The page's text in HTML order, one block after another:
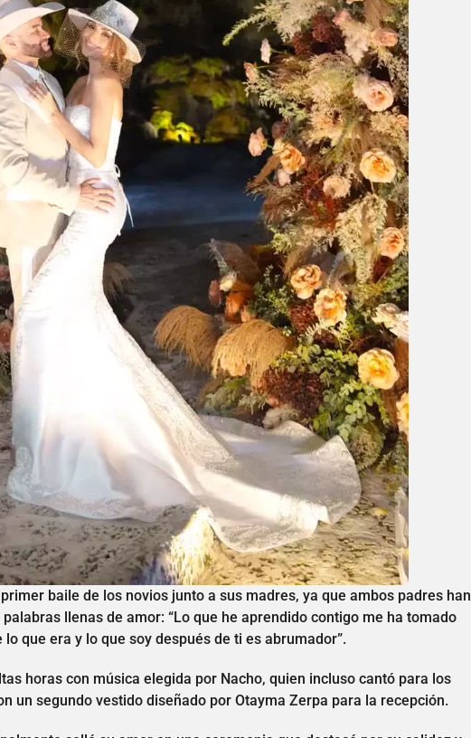
baile de los novios junto a sus madres, ya que ambos padres han
llenas de amor: “Lo que he aprendido contigo me ha tomado
que era y lo que soy después de ti es abrumador”.
horas con música elegida por Nacho, quien incluso cantó para los
un segundo vestido diseñado por Otayma Zerpa para la recepción.